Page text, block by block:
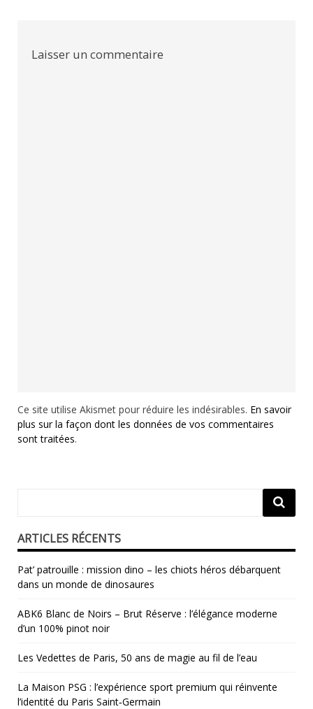
Laisser un commentaire
Ce site utilise Akismet pour réduire les indésirables. En savoir
plus sur la façon dont les données de vos commentaires
sont traitées.
ARTICLES RÉCENTS
Pat’ patrouille : mission dino – les chiots héros débarquent
dans un monde de dinosaures
ABK6 Blanc de Noirs – Brut Réserve : l’élégance moderne
d’un 100% pinot noir
Les Vedettes de Paris, 50 ans de magie au fil de l’eau
La Maison PSG : l’expérience sport premium qui réinvente
l’identité du Paris Saint‑Germain